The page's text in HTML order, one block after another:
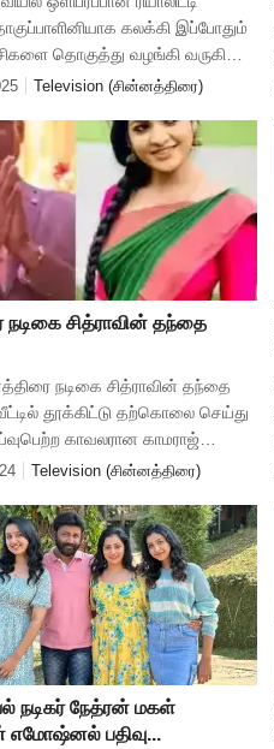
கலக்கி இப்போதும்
தொகுத்து வழங்கி வருகிறார்
ஜீ தமிழ் என பல
Television (சின்னத்திரை)
சித்ராவின் தந்தை
நடிகை சித்ராவின் தந்தை
தூக்கிட்டு தற்கொலை செய்து
காவலரான காமராஜ்
வீட்டில் சடலமாக மீட்கப்பட்டார்.
Television (சின்னத்திரை)
நடிகர் நேத்ரன் மகள்
பதிவு...